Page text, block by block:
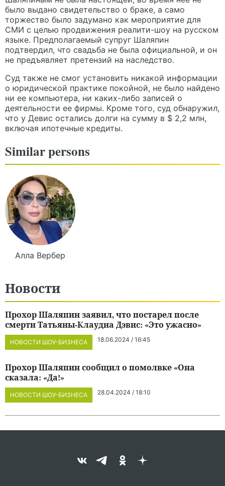
было выдано свидетельство о браке, а само
торжество было задумано как мероприятие для
СМИ с целью продвижения реалити-шоу на русском
языке. Предполагаемый супруг Шаляпин
подтвердил, что свадьба не была официальной, и он
не предъявляет претензий на наследство.
Суд также не смог установить никакой информации
о юридической практике покойной, не было найдено
ни ее компьютера, ни каких-либо записей о
деятельности ее фирмы. Кроме того, суд обнаружил,
что у Девис остались долги на сумму в $ 2,2 млн,
включая ипотечные кредиты.
Similar persons
Алла Вербер
Новости
НОВОСТИ ШОУ-БИЗНЕСА 18.06.2024 / 16:45
Прохор Шаляпин заявил, что постарел после
смерти Татьяны-Клаудиа Дэвис: «Это ужасно»
НОВОСТИ ШОУ-БИЗНЕСА 28.04.2024 / 18:10
Прохор Шаляпин сообщил о помолвке «Она
сказала: «Да!»